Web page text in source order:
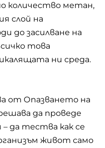
количество метан,
слой на
до засилване на
това
ни среда.
от Опазването на
да проведе
да тества как се
живот само